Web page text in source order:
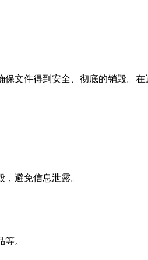
文件得到安全、彻底的销毁。在
避免信息泄露。
。